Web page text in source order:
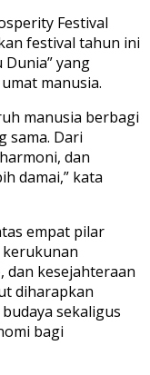
Festival
festival tahun ini
Dunia” yang
manusia.
manusia berbagi
sama. Dari
dan
damai,” kata
empat pilar
dan kesejahteraan
diharapkan
sekaligus
bagi